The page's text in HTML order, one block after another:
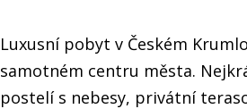
Luxusní pobyt v Českém
samotném centru města.
postelí s nebesy, privátní